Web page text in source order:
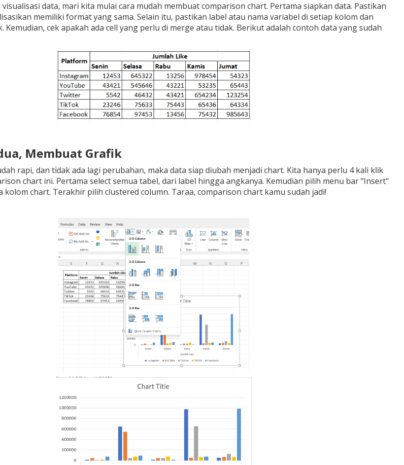
data, mari kita mulai cara mudah membuat comparison chart. Pertama siapkan data. Pastikan
memiliki format yang sama. Selain itu, pastikan label atau nama variabel di setiap kolom dan
Kemudian, cek apakah ada cell yang perlu di merge atau tidak. Berikut adalah contoh data yang sudah
Membuat Grafik
rapi, dan tidak ada lagi perubahan, maka data siap diubah menjadi chart. Kita hanya perlu 4 kali klik
chart ini. Pertama select semua tabel, dari label hingga angkanya. Kemudian pilih menu bar "Insert"
kolom chart. Terakhir pilih clustered column. Taraa, comparison chart kamu sudah jadi!